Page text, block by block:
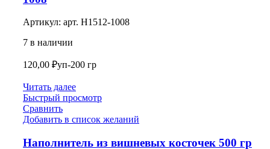
Артикул: арт. Н1512-1008
7 в наличии
120,00 ₽уп-200 гр
Читать далее
Быстрый просмотр
Сравнить
Добавить в список желаний
Наполнитель из вишневых косточек 500 гр